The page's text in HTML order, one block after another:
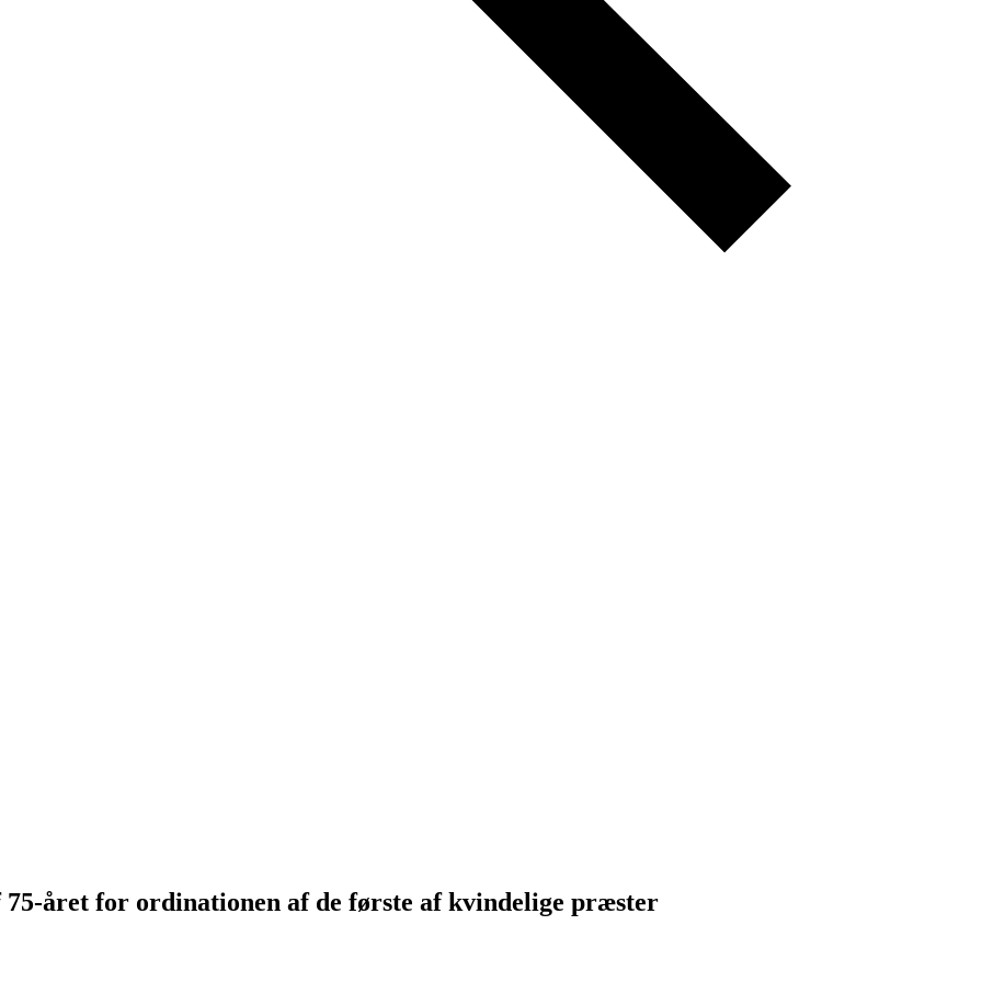
året for ordinationen af de første af kvindelige præster